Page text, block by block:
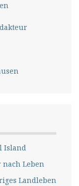
Island
nach Leben
Landleben